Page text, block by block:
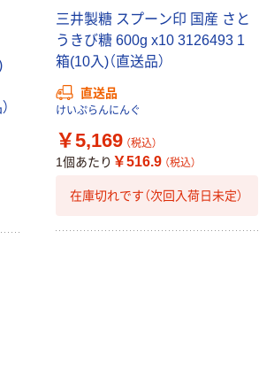
三井製糖 スプーン印 国産 さと
うきび糖 600g x10 3126493 1
箱(10入)（直送品）
直送品
けいぷらんにんぐ
￥5,169 （税込）
1個あたり ￥516.9 （税込）
在庫切れです（次回入荷日未定）
イス
アスクル 耳にや
さしい やわらか